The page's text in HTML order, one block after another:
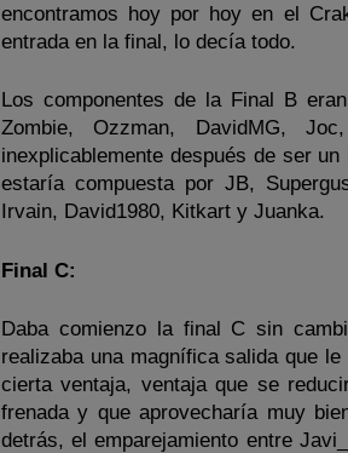
encontramos hoy por hoy en el
entrada en la final, lo decía todo.
Los componentes de la Final B
Zombie, Ozzman, DavidMG,
inexplicablemente después de ser
estaría compuesta por JB,
Irvain, David1980, Kitkart y Juanka.
Final C:
Daba comienzo la final C sin
realizaba una magnífica salida que
cierta ventaja, ventaja que se
frenada y que aprovecharía muy
detrás, el emparejamiento entre